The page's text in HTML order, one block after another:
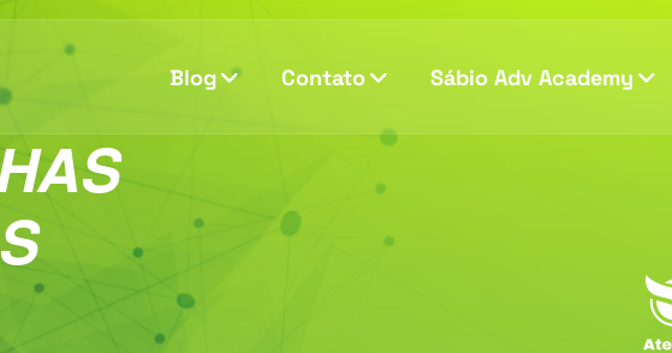
Blog Contato Sábio Adv Academy